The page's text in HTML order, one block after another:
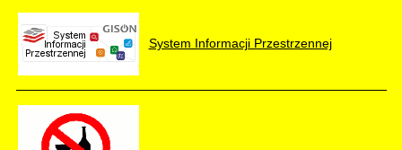
System Informacji Przestrzennej